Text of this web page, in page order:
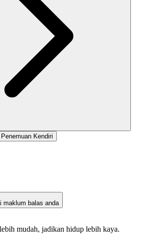
Kendiri
maklum balas anda
mudah, jadikan hidup lebih kaya.